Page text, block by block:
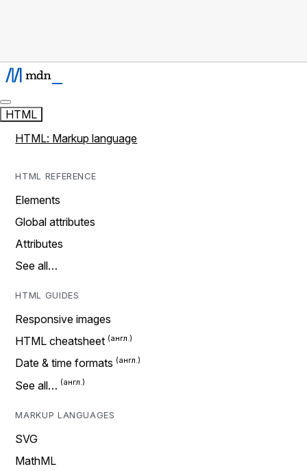
HTML
HTML: Markup language
HTML REFERENCE
Elements
Global attributes
Attributes
See all…
HTML GUIDES
Responsive images
HTML cheatsheet
Date & time formats
See all…
MARKUP LANGUAGES
SVG
MathML